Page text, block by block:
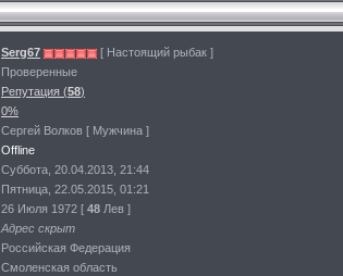
Serg67
[ Настоящий рыбак ]
Проверенные
Репутация (58)
0%
Сергей Волков [ Мужчина ]
Offline
Суббота, 20.04.2013, 21:44
Пятница, 22.05.2015, 01:21
26 Июля 1972 [ 48 Лев ]
Адрес скрыт
Российская Федерация
Смоленская область